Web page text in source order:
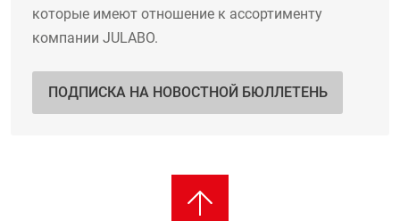
которые имеют отношение к ассортименту
компании JULABO.
ПОДПИСКА НА НОВОСТНОЙ БЮЛЛЕТЕНЬ